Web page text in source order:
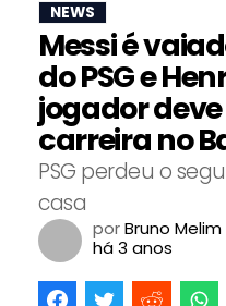
NEWS
Messi é
do PSG e
jogador
carreira no
PSG perdeu o
casa
porBruno Melim
há 3 anos